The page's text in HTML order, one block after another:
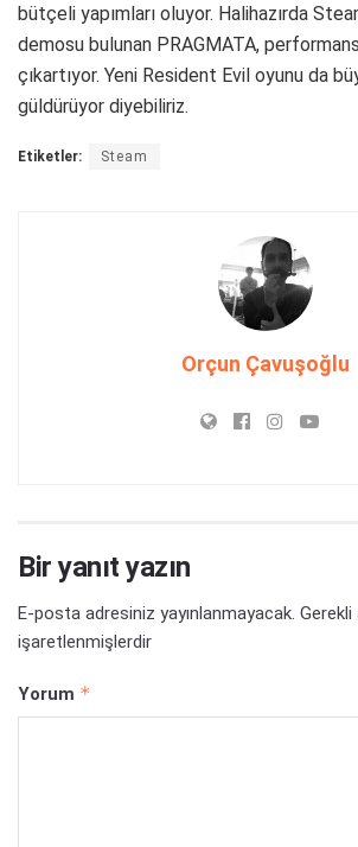
bütçeli yapımları oluyor. Halihazırda
demosu bulunan PRAGMATA,
çıkartıyor. Yeni Resident Evil oyunu da
güldürüyor diyebiliriz.
Etiketler: Steam
Orçun Çavuşoğlu
Bir yanıt yazın
E-posta adresiniz yayınlanmayacak. Gerekli
işaretlenmişlerdir
Yorum *